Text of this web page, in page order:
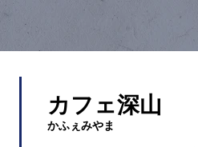
カフェ深山